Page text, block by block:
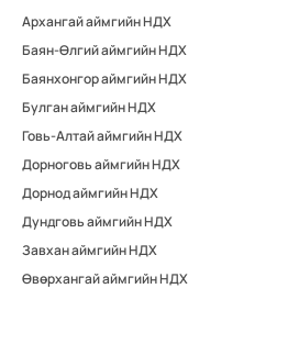
Архангай аймгийн НДХ
Баян-Өлгий аймгийн НДХ
Баянхонгор аймгийн НДХ
Булган аймгийн НДХ
Говь-Алтай аймгийн НДХ
Дорноговь аймгийн НДХ
Дорнод аймгийн НДХ
Дундговь аймгийн НДХ
Завхан аймгийн НДХ
Өвөрхангай аймгийн НДХ